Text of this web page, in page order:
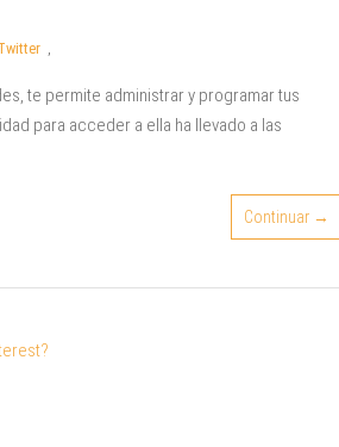
,
te permite administrar y programar tus
para acceder a ella ha llevado a las
Continuar →